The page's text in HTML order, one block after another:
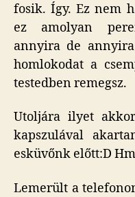
fosik. Így. Ez nem
ez amolyan
annyira de
homlokodat a
testedben remegsz.
Utoljára ilyet
kapszulával
esküvőnk előtt:D
Lemerült a